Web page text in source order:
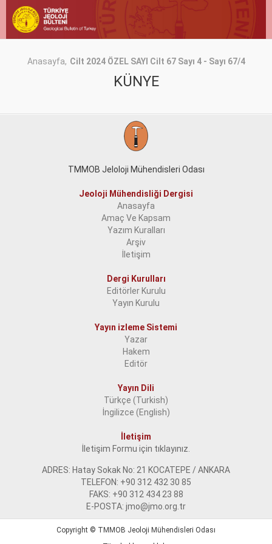
Anasayfa Cilt 2024 ÖZEL SAYI Cilt 67 Sayı 4 - Sayı 67/4
KÜNYE
TMMOB Jeloloji Mühendisleri Odası
Jeoloji Mühendisliği Dergisi
Anasayfa
Amaç Ve Kapsam
Yazım Kuralları
Arşiv
İletişim
Dergi Kurulları
Editörler Kurulu
Yayın Kurulu
Yayın izleme Sistemi
Yazar
Hakem
Editör
Yayın Dili
Türkçe (Turkish)
İngilizce (English)
İletişim
İletişim Formu için tıklayınız.
ADRES: Hatay Sokak No: 21 KOCATEPE / ANKARA
TELEFON: +90 312 432 30 85
FAKS: +90 312 434 23 88
E-POSTA: jmo@jmo.org.tr
Copyright © TMMOB Jeoloji Mühendisleri Odası